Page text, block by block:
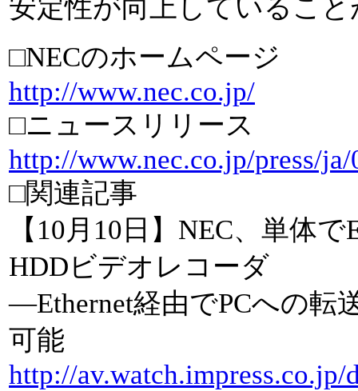
安定性が向上しているこ
□NECのホームページ
http://www.nec.co.jp/
□ニュースリリース
http://www.nec.co.jp/press/
□関連記事
【10月10日】NEC、単体
HDDビデオレコーダ
―Ethernet経由でPCへの転
可能
http://av.watch.impress.co.jp/